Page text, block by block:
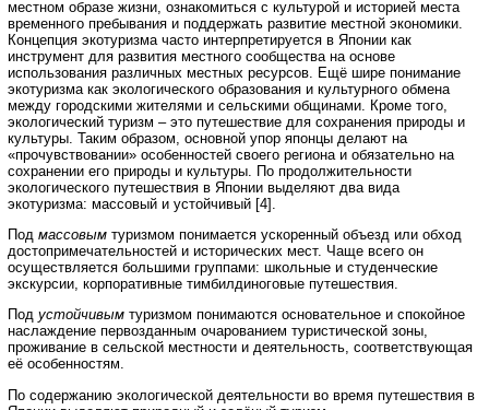
местном образе жизни, ознакомиться с культурой и историей места
временного пребывания и поддержать развитие местной экономики.
Концепция экотуризма часто интерпретируется в Японии как
инструмент для развития местного сообщества на основе
использования различных местных ресурсов. Ещё шире понимание
экотуризма как экологического образования и культурного обмена
между городскими жителями и сельскими общинами. Кроме того,
экологический туризм – это путешествие для сохранения природы и
культуры. Таким образом, основной упор японцы делают на
«прочувствовании» особенностей своего региона и обязательно на
сохранении его природы и культуры. По продолжительности
экологического путешествия в Японии выделяют два вида
экотуризма: массовый и устойчивый [4].
Под массовым туризмом понимается ускоренный объезд или обход
достопримечательностей и исторических мест. Чаще всего он
осуществляется большими группами: школьные и студенческие
экскурсии, корпоративные тимбилдиноговые путешествия.
Под устойчивым туризмом понимаются основательное и спокойное
наслаждение первозданным очарованием туристической зоны,
проживание в сельской местности и деятельность, соответствующая
её особенностям.
По содержанию экологической деятельности во время путешествия в